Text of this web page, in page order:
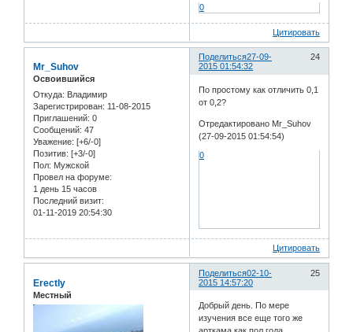
0
Цитировать
Поделиться 24
27-09-
2015 01:54:32
Mr_Suhov
Освоившийся
Откуда: Владимир
Зарегистрирован: 11-08-2015
Приглашений: 0
Сообщений: 47
Уважение: [+6/-0]
Позитив: [+3/-0]
Пол: Мужской
Провел на форуме:
1 день 15 часов
Последний визит:
01-11-2019 20:54:30
По простому как отличить 0,1
от 0,2?
Отредактировано Mr_Suhov
(27-09-2015 01:54:54)
0
Цитировать
Поделиться 25
02-10-
2015 14:57:20
Erectly
Местный
Добрый день. По мере
изучения все еще того же